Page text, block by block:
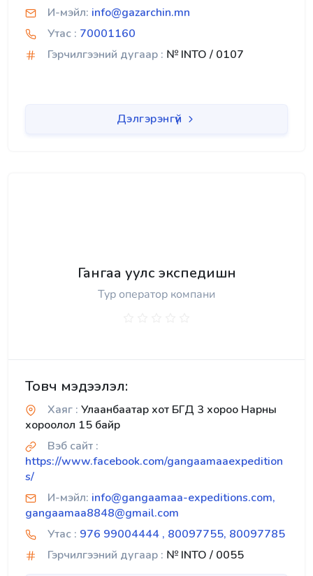
И-мэйл: info@gazarchin.mn
Утас : 70001160
Гэрчилгээний дугаар : № INTO / 0107
Дэлгэрэнгүй
Гангаа уулс экспедишн
Тур оператор компани
Товч мэдээлэл:
Хаяг : Улаанбаатар хот БГД 3 хороо Нарны
хороолол 15 байр
Вэб сайт :
https://www.facebook.com/gangaamaaexpedition
s/
И-мэйл: info@gangaamaa-expeditions.com,
gangaamaa8848@gmail.com
Утас : 976 99004444 , 80097755, 80097785
Гэрчилгээний дугаар : № INTO / 0055